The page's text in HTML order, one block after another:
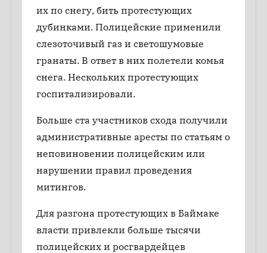
их по снегу, бить протестующих
дубинками. Полицейские применили
слезоточивый газ и светошумовые
гранаты. В ответ в них полетели комья
снега. Нескольких протестующих
госпитализировали.
Больше ста участников схода получили
административные аресты по статьям о
неповиновении полицейским или
нарушении правил проведения
митингов.
Для разгона протестующих в Баймаке
власти привлекли больше тысячи
полицейских и росгвардейцев